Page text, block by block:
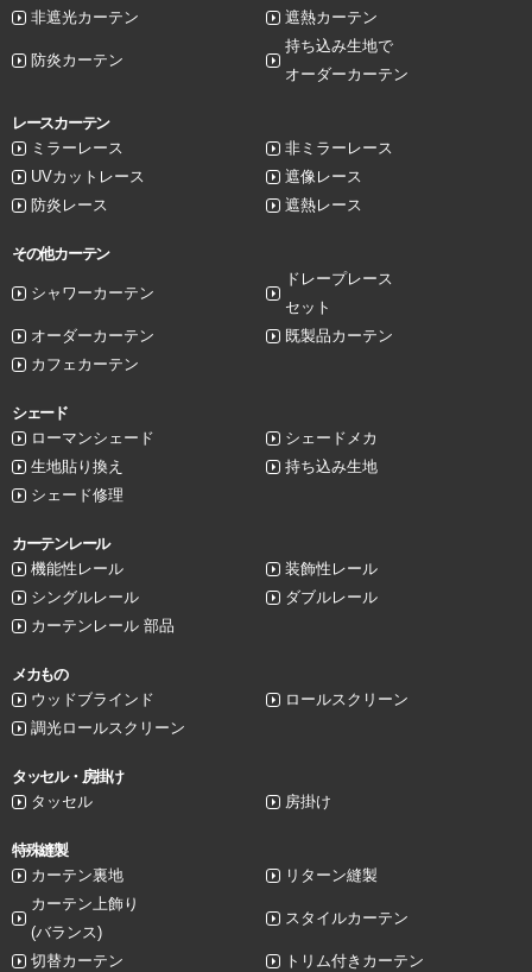
非遮光カーテン
遮熱カーテン
防炎カーテン
持ち込み生地で
オーダーカーテン
レースカーテン
ミラーレース
非ミラーレース
UVカットレース
遮像レース
防炎レース
遮熱レース
その他カーテン
シャワーカーテン
ドレープレース
セット
オーダーカーテン
既製品カーテン
カフェカーテン
シェード
ローマンシェード
シェードメカ
生地貼り換え
持ち込み生地
シェード修理
カーテンレール
機能性レール
装飾性レール
シングルレール
ダブルレール
カーテンレール 部品
メカもの
ウッドブラインド
ロールスクリーン
調光ロールスクリーン
タッセル・房掛け
タッセル
房掛け
特殊縫製
カーテン裏地
リターン縫製
カーテン上飾り
(バランス)
スタイルカーテン
切替カーテン トリム付きカーテン